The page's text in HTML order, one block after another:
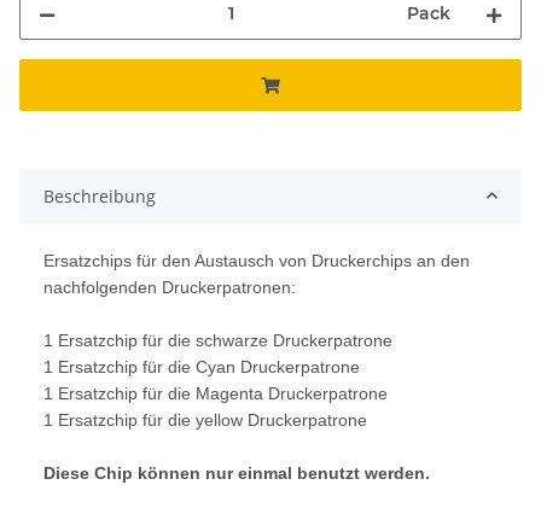
Pack
Beschreibung
Ersatzchips für den Austausch von Druckerchips an den
nachfolgenden Druckerpatronen:
1 Ersatzchip für die schwarze Druckerpatrone
1 Ersatzchip für die Cyan Druckerpatrone
1 Ersatzchip für die Magenta Druckerpatrone
1 Ersatzchip für die yellow Druckerpatrone
Diese Chip können nur einmal benutzt werden.